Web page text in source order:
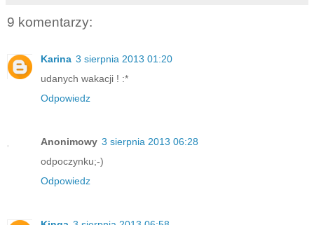
9 komentarzy:
Karina 3 sierpnia 2013 01:20
udanych wakacji ! :*
Odpowiedz
Anonimowy 3 sierpnia 2013 06:28
odpoczynku;-)
Odpowiedz